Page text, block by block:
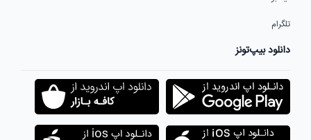
تلگرام
دانلود بیپ‌تونز